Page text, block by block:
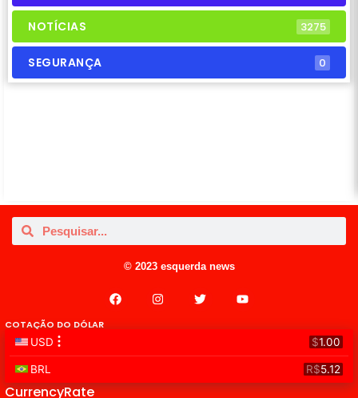
NOTÍCIAS 3275
SEGURANÇA 0
© 2023 esquerda news
COTAÇÃO DO DÓLAR
CurrencyRate